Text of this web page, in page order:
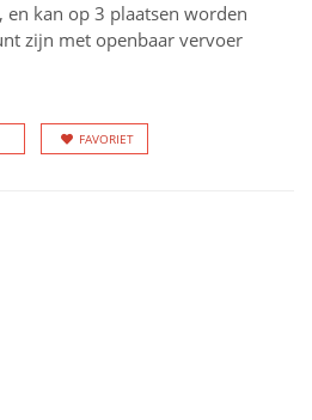
kan op 3 plaatsen worden
zijn met openbaar vervoer
FAVORIET